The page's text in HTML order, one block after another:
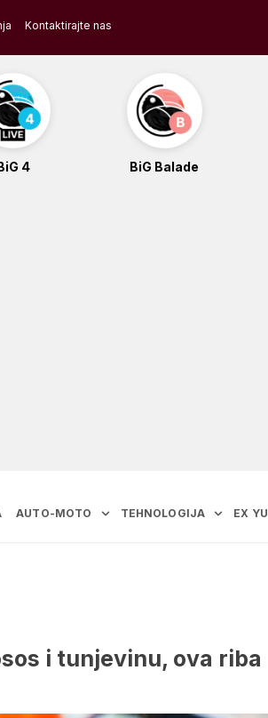
Kontaktirajte nas
4 BiG Balade
AUTO-MOTO TEHNOLOGIJA EX YU
i tunjevinu, ova riba